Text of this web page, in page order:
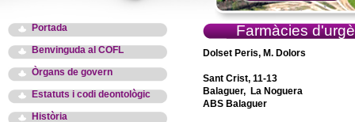
Portada
Benvinguda al COFL
Òrgans de govern
Estatuts i codi deontològic
Història
Farmàcies
Dolset Peris, M. Dolors
Sant Crist, 11-13
Balaguer, La Noguera
ABS Balaguer